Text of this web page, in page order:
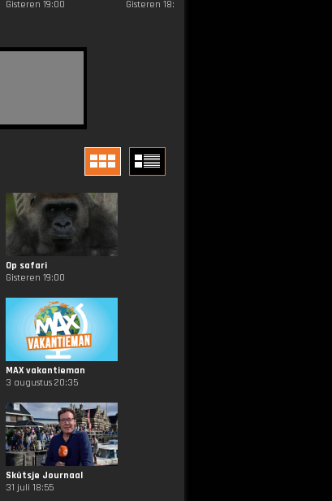
Gisteren 19:00
Gisteren 18:30
Op safari
Gisteren 19:00
MAX vakantieman
3 augustus 20:35
Skûtsje Journaal
31 juli 18:55